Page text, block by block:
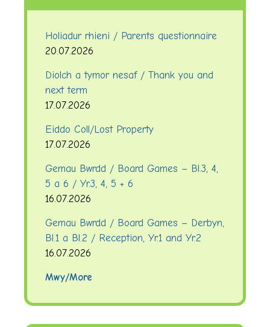
Holiadur rhieni / Parents questionnaire
20.07.2026
Diolch a tymor nesaf / Thank you and
next term
17.07.2026
Eiddo Coll/Lost Property
17.07.2026
Gemau Bwrdd / Board Games – Bl.3, 4,
5 a 6 / Yr.3, 4, 5 + 6
16.07.2026
Gemau Bwrdd / Board Games – Derbyn,
Bl.1 a Bl.2 / Reception, Yr.1 and Yr.2
16.07.2026
Mwy/More